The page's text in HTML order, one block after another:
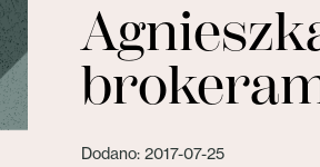
Dodano: 2017-07-25